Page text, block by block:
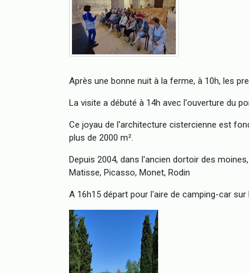
Après une bonne nuit à la ferme, à 10h, les
La visite a débuté à 14h avec l'ouverture du
Ce joyau de l'architecture cistercienne est
plus de 2000 m².
Depuis 2004, dans l'ancien dortoir des
Matisse, Picasso, Monet, Rodin
A 16h15 départ pour l'aire de camping-car sur